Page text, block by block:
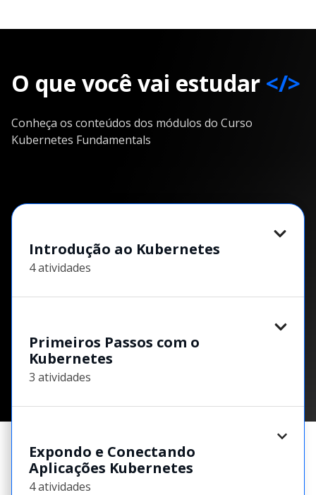
O que você vai estudar </>
Conheça os conteúdos dos módulos do Curso
Kubernetes Fundamentals
Introdução ao Kubernetes
4 atividades
Primeiros Passos com o
Kubernetes
3 atividades
Expondo e Conectando
Aplicações Kubernetes
4 atividades